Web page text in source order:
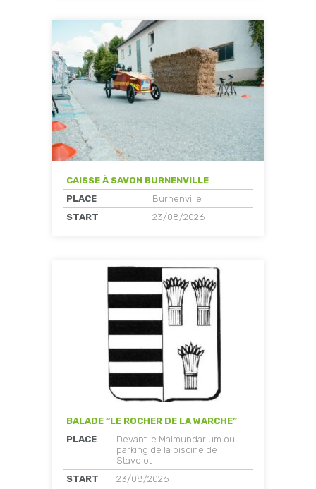
CAISSE À SAVON BURNENVILLE
PLACE
Burnenville
START
23/08/2026
BALADE “LE ROCHER DE LA WARCHE”
PLACE
Devant le Malmundarium ou
parking de la piscine de
Stavelot
START
23/08/2026